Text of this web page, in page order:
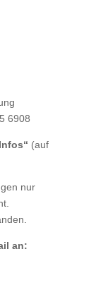
6908
“ (auf
nur
an: